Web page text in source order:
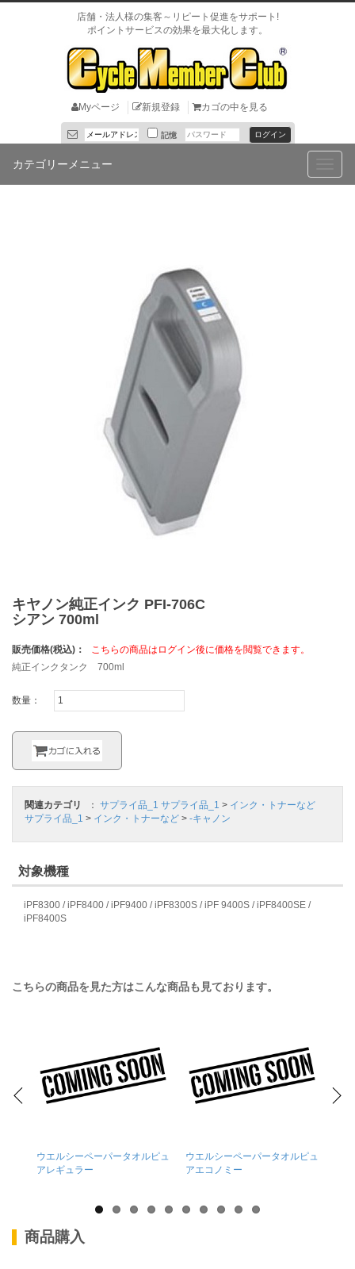
店舗・法人様の集客～リピート促進をサポート!
ポイントサービスの効果を最大化します。
Myページ 新規登録 カゴの中を見る
記憶
カテゴリーメニュー
キヤノン純正インク PFI-706C
シアン 700ml
販売価格(税込)：
こちらの商品はログイン後に価格を閲覧できます。
純正インクタンク 700ml
数量：
関連カテゴリ ： サプライ品_1 サプライ品_1 > インク・トナーなど
サプライ品_1 > インク・トナーなど > -キャノン
対象機種
iPF8300 / iPF8400 / iPF9400 / iPF8300S / iPF 9400S / iPF8400SE /
iPF8400S
こちらの商品を見た方はこんな商品も見ております。
ウエルシーペーパータオルピュ
アレギュラー
ウエルシーペーパータオルピュ
アエコノミー
商品購入